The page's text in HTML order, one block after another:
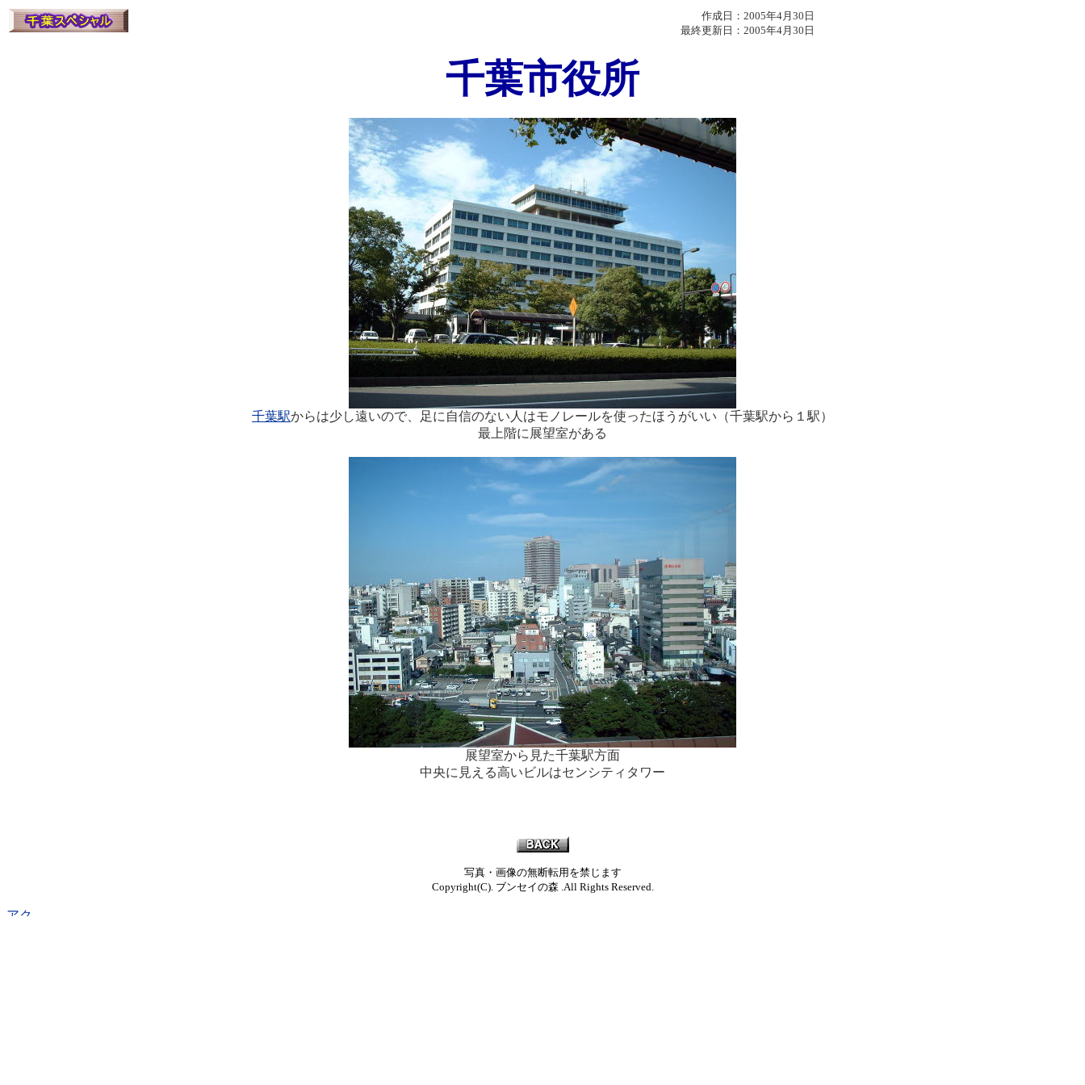
作成日：2005年4月30日
最終更新日：2005年4月30日
千葉市役所
千葉駅からは少し遠いので、足に自信のない人はモノレールを使ったほうがいい（千葉駅から１駅）
最上階に展望室がある
展望室から見た千葉駅方面
中央に見える高いビルはセンシティタワー
写真・画像の無断転用を禁じます
Copyright(C). ブンセイの森 .All Rights Reserved.